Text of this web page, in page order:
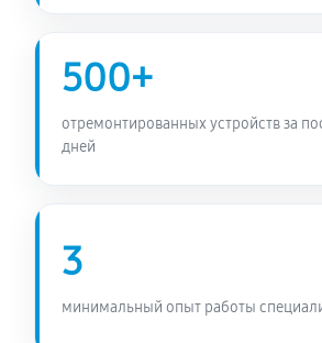
500+
отремонтированных устройств за
дней
3
минимальный опыт работы